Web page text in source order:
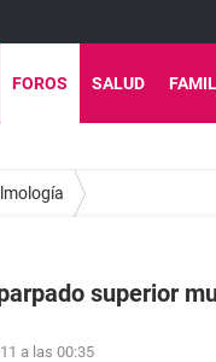
FOROS SALUD
superior
a las 00:35